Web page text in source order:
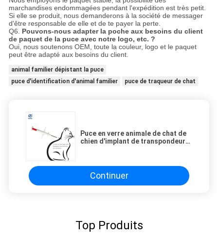
marchandises endommagées pendant l'expédition est très petit.
Si elle se produit, nous demanderons à la société de messager
d'être responsable de elle et de te payer la perte.
Q6. Pouvons-nous adapter la poche aux besoins du client
de paquet de la puce avec notre logo, etc. ?
Oui, nous soutenons OEM, toute la couleur, logo et le paquet
peut être adapté aux besoins du client.
animal familier dépistant la puce
puce d'identification d'animal familier
puce de traqueur de chat
Puce en verre animale de chat de
chien d'implant de transpondeur
B RFID
Continuer
Top Produits